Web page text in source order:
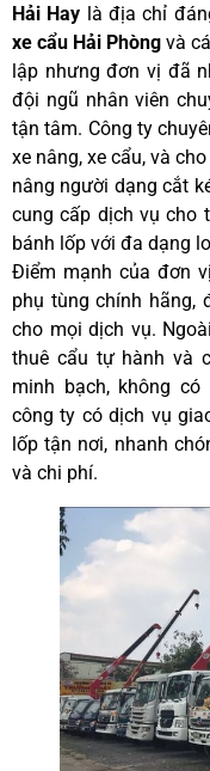
Hải Hay là địa chỉ
xe cẩu Hải Phòng và
lập nhưng đơn vị đã
đội ngũ nhân viên
tận tâm. Công ty
xe nâng, xe cẩu, và
nâng người dạng cắt
cung cấp dịch vụ cho
bánh lốp với đa dạng
Điểm mạnh của đơn
phụ tùng chính hãng,
cho mọi dịch vụ.
thuê cẩu tự hành và
minh bạch, không
công ty có dịch vụ
lốp tận nơi, nhanh
và chi phí.